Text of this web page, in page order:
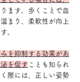
ます。歩くことで血
まり、柔軟性が向上
。
を抑制する効果があ
を促す ことも知られ
際には、正しい姿勢